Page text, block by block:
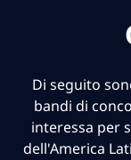
Di seguito
bandi di
interessa per
dell'America